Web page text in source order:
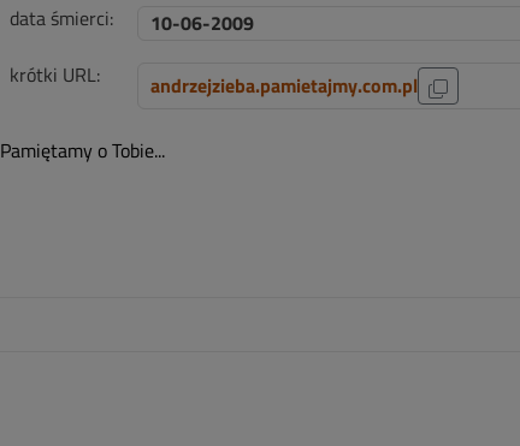
data śmierci:
10-06-2009
krótki URL:
andrzejzieba.pamietajmy.com.pl
Pamiętamy o Tobie...